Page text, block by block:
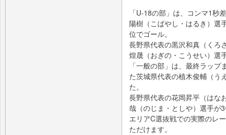
「U-18の部」は、コンマ1秒
陽樹（こばやし・はるき）選
位でゴール。
長野県代表の黒沢和真（くろ
煌晟（おぎの・こうせい）選
「一般の部」は、最終ラッ
た茨城県代表の植木俊輔（う
た。
長野県代表の花岡昇平（はな
哉（のじま・としや）選手が
エリアC選抜戦での実際のレ
ただけます。